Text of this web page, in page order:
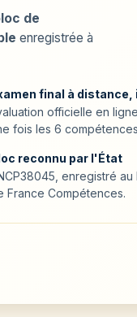
de
enregistrée à
final à distance,
officielle en
fois les 6
reconnu par l'État
enregistré
France Compétences.